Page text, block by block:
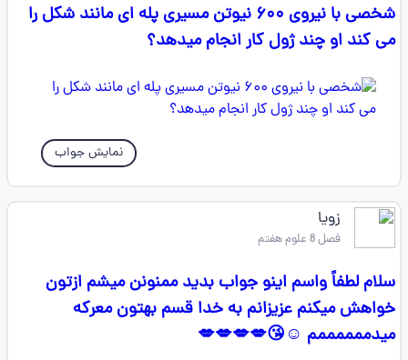
شخصی با نیروی ۶۰۰ نیوتن مسیری پله ای مانند شکل را
می کند او چند ژول کار انجام میدهد؟
نمایش جواب
زویا
فصل 8 علوم هفتم
سلام لطفاً واسم اینو جواب بدید ممنونن میشم ازتون
خواهش میکنم عزیزانم به خدا قسم بهتون معرکه
میدممممممم ☺️😘💋💋💋💋